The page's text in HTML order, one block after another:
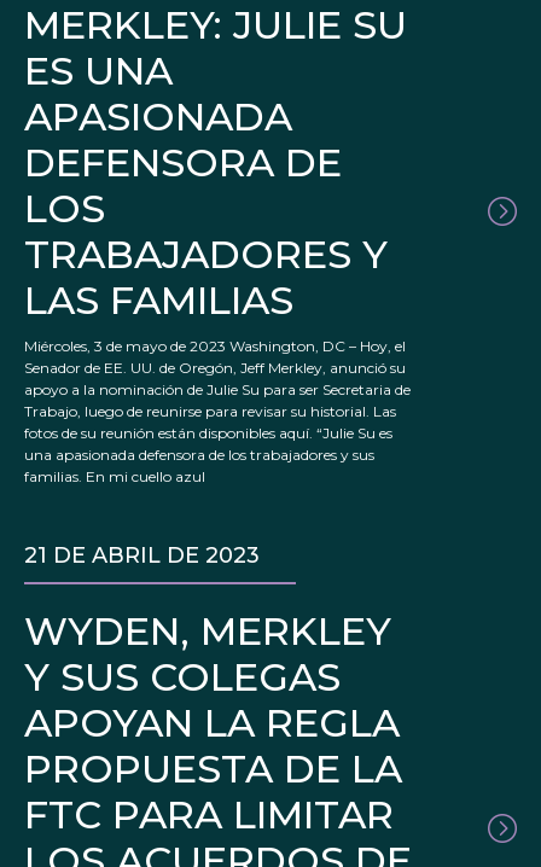
MERKLEY: JULIE SU
ES UNA
APASIONADA
DEFENSORA DE
LOS
TRABAJADORES Y
LAS FAMILIAS
Miércoles, 3 de mayo de 2023 Washington, DC – Hoy, el
Senador de EE. UU. de Oregón, Jeff Merkley, anunció su
apoyo a la nominación de Julie Su para ser Secretaria de
Trabajo, luego de reunirse para revisar su historial. Las
fotos de su reunión están disponibles aquí. “Julie Su es
una apasionada defensora de los trabajadores y sus
familias. En mi cuello azul
WYDEN, MERKLEY
Y SUS COLEGAS
APOYAN LA REGLA
PROPUESTA DE LA
FTC PARA LIMITAR
21 DE ABRIL DE 2023